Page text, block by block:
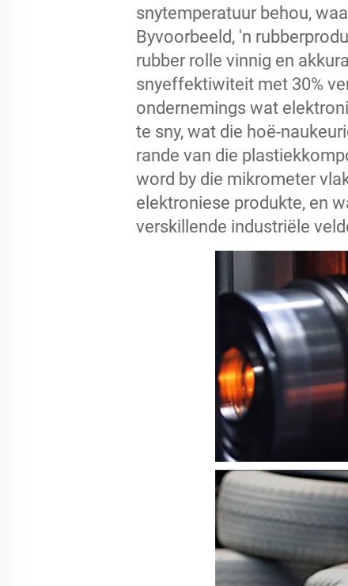
snytemperatuur behou,
Byvoorbeeld, 'n
rubber rolle vinnig en
snyeffektiwiteit met 30%
ondernemings wat
te sny, wat die hoë-
rande van die
word by die mikrometer
elektroniese produkte, en
verskillende industriële